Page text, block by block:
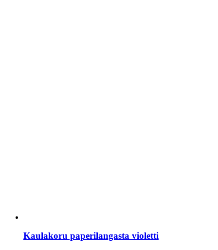
Kaulakoru paperilangasta violetti